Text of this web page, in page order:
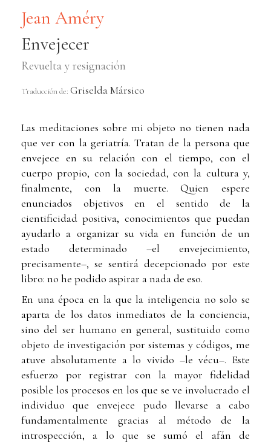
Jean Améry
Envejecer
Revuelta y resignación
Traducción de: Griselda Mársico
Las meditaciones sobre mi objeto no tienen nada
que ver con la geriatría. Tratan de la persona que
envejece en su relación con el tiempo, con el
cuerpo propio, con la sociedad, con la cultura y,
finalmente, con la muerte. Quien espere
enunciados objetivos en el sentido de la
cientificidad positiva, conocimientos que puedan
ayudarlo a organizar su vida en función de un
estado determinado –el envejecimiento,
precisamente–, se sentirá decepcionado por este
libro: no he podido aspirar a nada de eso.
En una época en la que la inteligencia no solo se
aparta de los datos inmediatos de la conciencia,
sino del ser humano en general, sustituido como
objeto de investigación por sistemas y códigos, me
atuve absolutamente a lo vivido –le vécu–. Este
esfuerzo por registrar con la mayor fidelidad
posible los procesos en los que se ve involucrado el
individuo que envejece pudo llevarse a cabo
fundamentalmente gracias al método de la
introspección, a lo que se sumó el afán de